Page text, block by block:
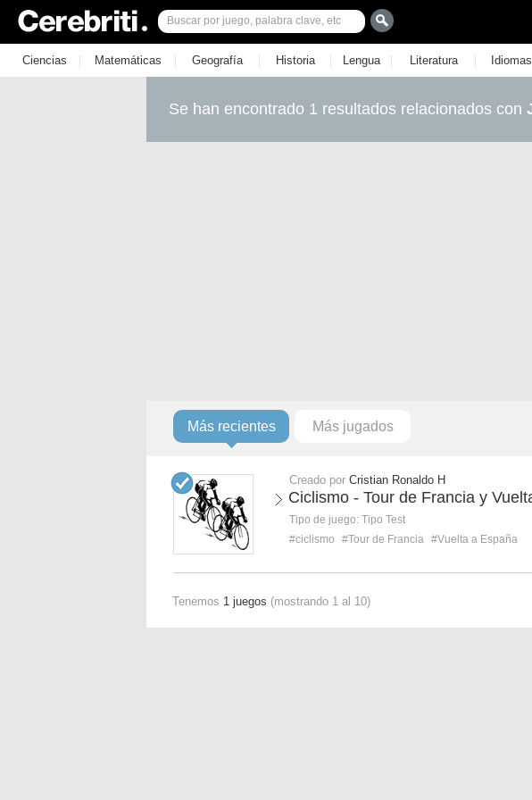
Ciencias | Matemáticas | Geografía | Historia | Lengua | Literatura | Idiomas
Se han encontrado 1 resultados relacionados con
Más recientes Más jugados
Creado por Cristian Ronaldo H
Ciclismo - Tour de Francia y
Tipo de juego: Tipo Test
#ciclismo
#Tour de Francia #Vuelta a España
Tenemos 1 juegos (mostrando 1 al 10)